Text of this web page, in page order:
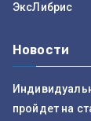
ЭксЛибрис
Новости
пройдет на